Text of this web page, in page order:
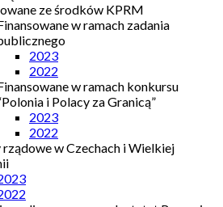
ze środków KPRM
w ramach zadania
2023
2022
w ramach konkursu
i Polacy za Granicą”
2023
2022
w Czechach i Wielkiej